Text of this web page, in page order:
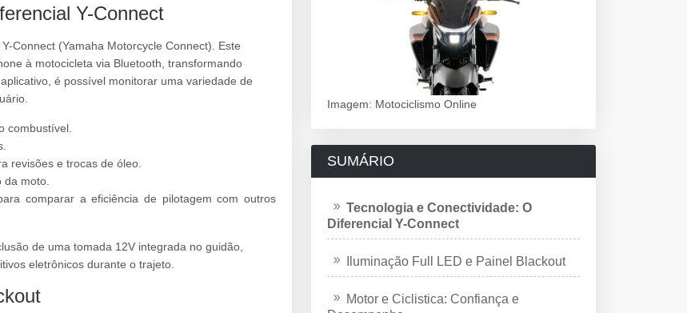
Y-Connect
Connect (Yamaha Motorcycle Connect). Este
à motocicleta via Bluetooth, transformando
é possível monitorar uma variedade de
combustível.
revisões e trocas de óleo.
moto.
comparar a eficiência de pilotagem com outros
de uma tomada 12V integrada no guidão,
eletrônicos durante o trajeto.
Imagem: Motociclismo Online
SUMÁRIO
Tecnologia e Conectividade: O
Diferencial Y-Connect
Iluminação Full LED e Painel Blackout
Motor e Ciclistica: Confiança e